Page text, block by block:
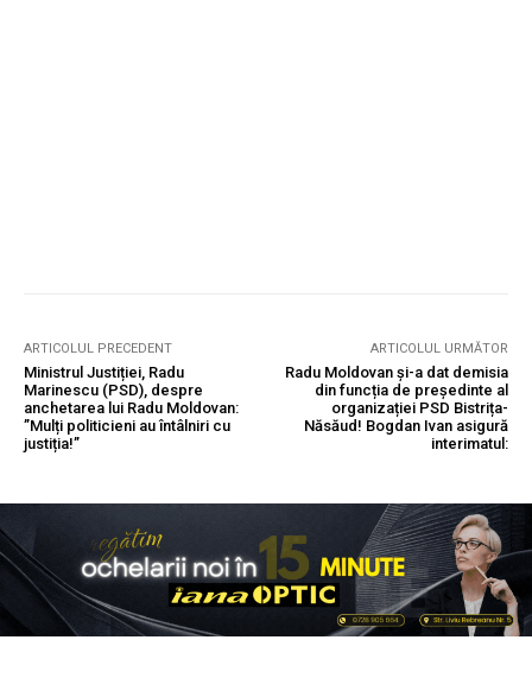
ARTICOLUL PRECEDENT
Ministrul Justiției, Radu
Marinescu (PSD), despre
anchetarea lui Radu Moldovan:
”Mulți politicieni au întâlniri cu
justiția!”
ARTICOLUL URMĂTOR
Radu Moldovan și-a dat demisia
din funcția de președinte al
organizației PSD Bistrița-
Năsăud! Bogdan Ivan asigură
interimatul: